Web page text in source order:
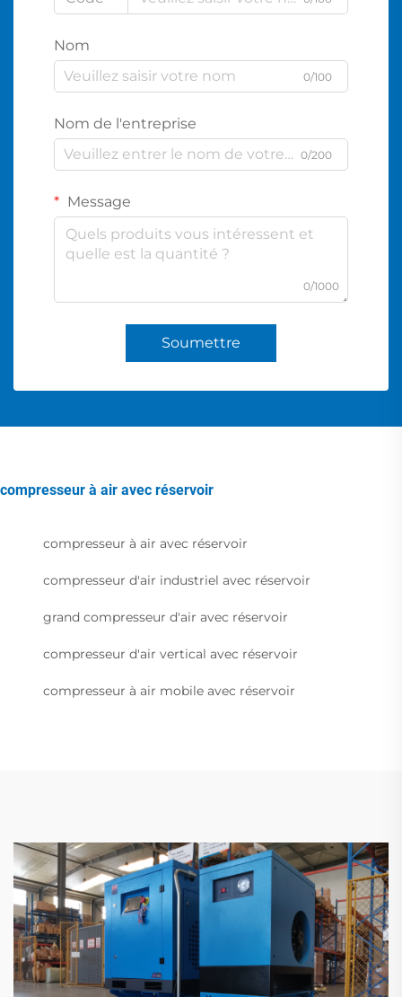
Nom
0/100
Nom de l'entreprise
0/200
Message
0/1000
Soumettre
compresseur à air avec réservoir
compresseur à air avec réservoir
compresseur d'air industriel avec réservoir
grand compresseur d'air avec réservoir
compresseur d'air vertical avec réservoir
compresseur à air mobile avec réservoir